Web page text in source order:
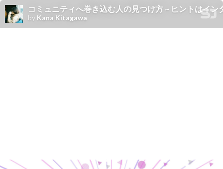
コミュニティへ巻き込む人の見つけ方 ~ ヒントはイン
by Kana Kitagawa